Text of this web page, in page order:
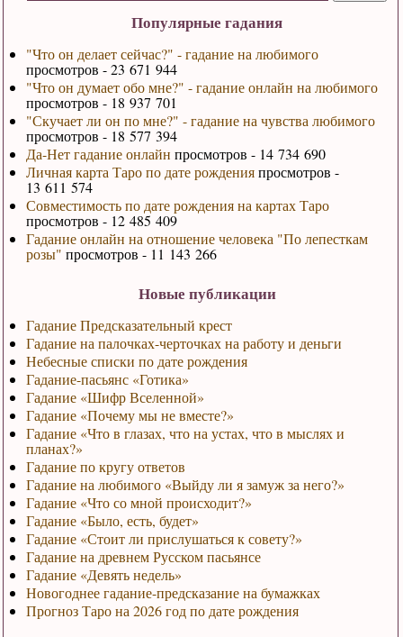
Популярные гадания
"Что он делает сейчас?" - гадание на любимого
просмотров - 23 671 944
"Что он думает обо мне?" - гадание онлайн на любимого
просмотров - 18 937 701
"Скучает ли он по мне?" - гадание на чувства любимого
просмотров - 18 577 394
Да-Нет гадание онлайн просмотров - 14 734 690
Личная карта Таро по дате рожденияпросмотров -
13 611 574
Совместимость по дате рождения на картах Таро
просмотров - 12 485 409
Гадание онлайн на отношение человека "По лепесткам
розы" просмотров - 11 143 266
Новые публикации
Гадание Предсказательный крест
Гадание на палочках-черточках на работу и деньги
Небесные списки по дате рождения
Гадание-пасьянс «Готика»
Гадание «Шифр Вселенной»
Гадание «Почему мы не вместе?»
Гадание «Что в глазах, что на устах, что в мыслях и
планах?»
Гадание по кругу ответов
Гадание на любимого «Выйду ли я замуж за него?»
Гадание «Что со мной происходит?»
Гадание «Было, есть, будет»
Гадание «Стоит ли прислушаться к совету?»
Гадание на древнем Русском пасьянсе
Гадание «Девять недель»
Новогоднее гадание-предсказание на бумажках
Прогноз Таро на 2026 год по дате рождения